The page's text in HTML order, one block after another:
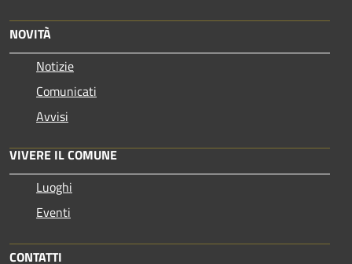
NOVITÀ
Notizie
Comunicati
Avvisi
VIVERE IL COMUNE
Luoghi
Eventi
CONTATTI